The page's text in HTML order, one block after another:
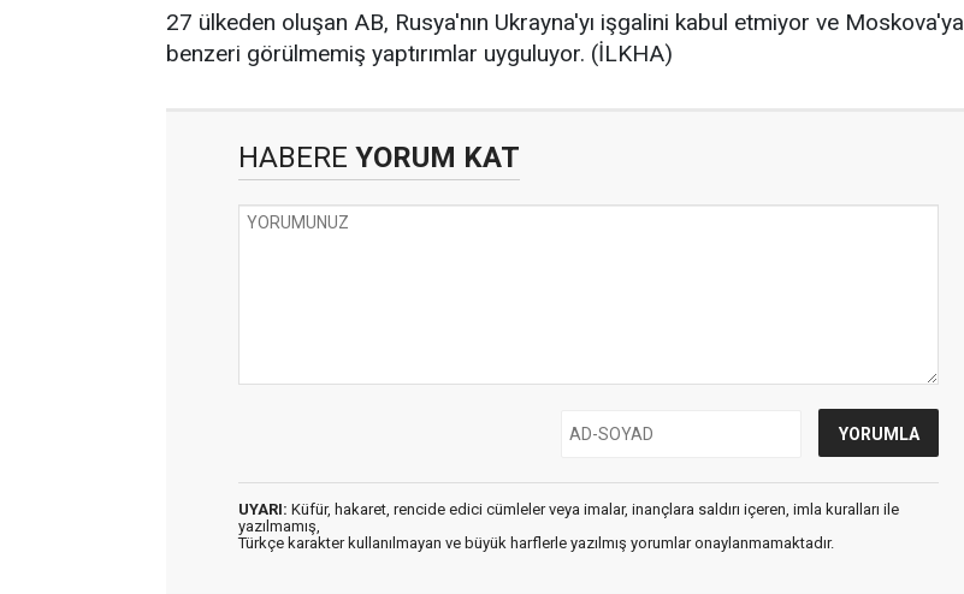
27 ülkeden oluşan AB, Rusya'nın Ukrayna'yı işgalini kabul etmiyor ve Moskova'ya
benzeri görülmemiş yaptırımlar uyguluyor. (İLKHA)
HABERE YORUM KAT
UYARI: Küfür, hakaret, rencide edici cümleler veya imalar, inançlara saldırı içeren, imla kuralları ile
yazılmamış,
Türkçe karakter kullanılmayan ve büyük harflerle yazılmış yorumlar onaylanmamaktadır.